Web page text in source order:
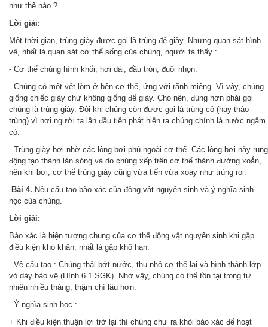
như thế nào ?
Lời giải:
Một thời gian, trùng giày được gọi là trùng đế giày. Nhưng quan sát hình
vẽ, nhất là quan sát cơ thể sống của chúng, người ta thấy :
- Cơ thể chúng hình khối, hơi dài, đầu tròn, đuôi nhọn.
- Chúng có một vết lõm ở bên cơ thể, ứng với rãnh miệng. Vì vậy, chúng
giống chiếc giày chứ không giống đế giày. Cho nên, đúng hơn phải gọi
chúng là trùng giày. Đôi khi chúng còn được gọi là trùng cỏ (hay thảo
trùng) vì nơi người ta lần đầu tiên phát hiện ra chúng chính là nước ngâm
cỏ.
- Trùng giày bơi nhờ các lông bơi phủ ngoài cơ thể. Các lông bơi này rung
động tạo thành làn sóng và do chúng xếp trên cơ thể thành đường xoắn,
nên khi bơi, cơ thể trùng giày cũng vừa tiến vừa xoay như trùng roi.
Bài 4. Nêu cấu tạo bào xác của động vật nguyên sinh và ý nghĩa sinh
học của chúng.
Lời giải:
Bào xác là hiện tượng chung của cơ thể động vật nguyên sinh khi gặp
điều kiện khó khăn, nhất là gặp khô hạn.
- Về cấu tạo : Chúng thải bớt nước, thu nhỏ cơ thể lại và hình thành lớp
vỏ dày bảo vệ (Hình 6.1 SGK). Nhờ vậy, chúng có thể tồn tại trong tự
nhiên nhiều tháng, thậm chí lâu hơn.
- Ý nghĩa sinh học :
+ Khi điều kiện thuận lợi trở lại thì chúng chui ra khỏi bào xác để hoạt